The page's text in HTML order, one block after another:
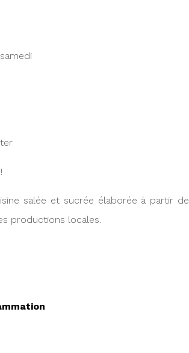
salée et sucrée élaborée à partir de
productions locales.